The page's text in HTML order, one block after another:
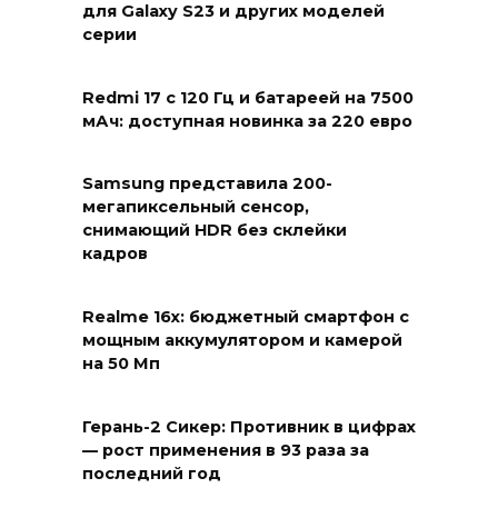
для Galaxy S23 и других моделей
серии
Redmi 17 с 120 Гц и батареей на 7500
мАч: доступная новинка за 220 евро
Samsung представила 200-
мегапиксельный сенсор,
снимающий HDR без склейки
кадров
Realme 16x: бюджетный смартфон с
мощным аккумулятором и камерой
на 50 Мп
Герань-2 Сикер: Противник в цифрах
— рост применения в 93 раза за
последний год